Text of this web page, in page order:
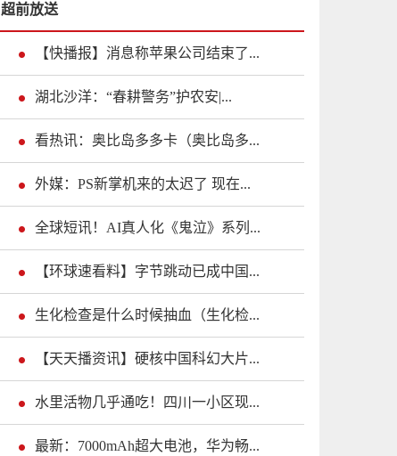
超前放送
【快播报】消息称苹果公司结束了...
湖北沙洋：“春耕警务”护农安|...
看热讯：奥比岛多多卡（奥比岛多...
外媒：PS新掌机来的太迟了 现在...
全球短讯！AI真人化《鬼泣》系列...
【环球速看料】字节跳动已成中国...
生化检查是什么时候抽血（生化检...
【天天播资讯】硬核中国科幻大片...
水里活物几乎通吃！四川一小区现...
最新：7000mAh超大电池，华为畅...